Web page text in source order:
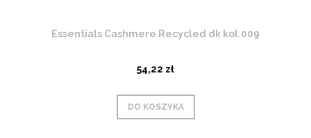
Essentials Cashmere Recycled dk kol.009
54,22 zł
DO KOSZYKA